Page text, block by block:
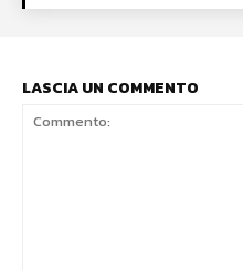
LASCIA UN COMMENTO